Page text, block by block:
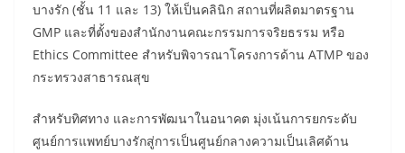
บางรัก (ชั้น 11 และ 13) ให้เป็นคลินิก สถานที่ผลิตมาตรฐาน
GMP และที่ตั้งของสํานักงานคณะกรรมการจริยธรรม หรือ
Ethics Committee สําหรับพิจารณาโครงการด้าน ATMP ของ
กระทรวงสาธารณสุข
สำหรับทิศทาง และการพัฒนาในอนาคต มุ่งเน้นการยกระดับ
ศูนย์การแพทย์บางรักสู่การเป็นศูนย์กลางความเป็นเลิศด้าน